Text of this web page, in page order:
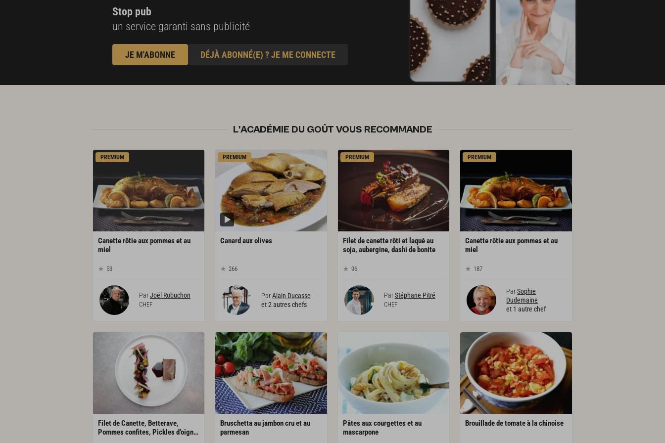
Stop pub
un service garanti sans publicité
JE M'ABONNE DÉJÀ ABONNÉ(E) ? JE ME CONNECTE
L'ACADÉMIE DU GOÛT VOUS RECOMMANDE
PREMIUM
Canette rôtie aux pommes et au
miel
53
ParJoël Robuchon
CHEF
PREMIUM
Canard auxolives
266
ParAlain Ducasse
et 2 autres chefs
PREMIUM
Filet de canette rôti et laqué au
soja, aubergine, dashi de bonite
96
ParStéphane Pitré
CHEF
PREMIUM
Canette rôtie aux pommes et au
miel
187
ParSophie
Dudemaine
et 1 autre chef
Filet de Canette, Betterave,
Pommes confites, Pickles d’oignons rouges, Sauce vin chaud
Bruschetta au jambon cru et au
parmesan
Pâtes aux courgettes et au
mascarpone
Brouilladedetomateà lachinoise